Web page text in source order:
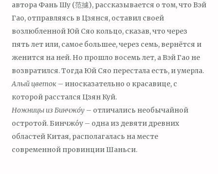
автора Фань Шу (范攄), рассказывается о том, что Вэй
Гао, отправляясь в Цзянся, оставил своей
возлюбленной Юй Сяо кольцо, сказав, что через
пять лет или, самое большее, через семь, вернётся и
женится на ней. Но прошло восемь лет, а Вэй Гао не
возвратился. Тогда Юй Сяо перестала есть, и умерла.
Алый цветок – иносказательно о красавице, с
которой расстался Цзян Куй.
Ножницы из Бинчжо́у – отличались необычайной
остротой. Бинчжо́у – одна из девяти древних
областей Китая, располагалась на месте
современной провинции Шаньси.